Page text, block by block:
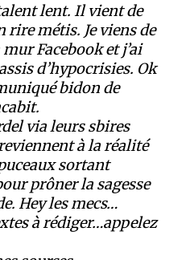
lent. Il vient de
rire métis. Je viens de
Facebook et j’ai
d’hypocrisies. Ok
bidon de
via leurs sbires
à la réalité
sortant
prôner la sagesse
Hey les mecs…
à rédiger…appelez